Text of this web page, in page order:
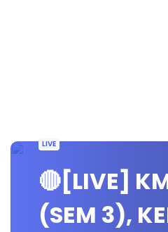
LIVE
🔴[LIVE]
(SEM 3),